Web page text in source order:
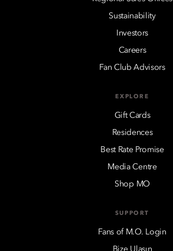
Sustainability
Investors
Careers
Fan Club Advisors
EXPLORE
Gift Cards
Residences
Best Rate Promise
Media Centre
Shop MO
SUPPORT
Fans of M.O. Login
Bize Ulaşın